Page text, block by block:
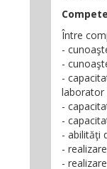
Între
-
-
-
laborator
-
-
- abilităţi
-
-